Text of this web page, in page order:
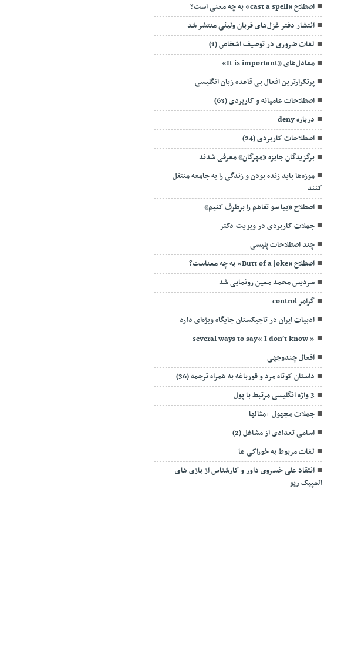
اصطلاح «cast a spell» به چه معنی است؟
انتشار دفتر غزل‌های قربان ولیئی منتشر شد
لغات ضروری در توصیف اشخاص (1)
معادل‌های «It is important»
پرتکرارترین افعال بی قاعده زبان انگلیسی
اصطلاحات عامیانه و کاربردی (63)
درباره deny
اصطلاحات کاربردی (24)
برگزیدگان جایزه «مهرگان» معرفی شدند
موزه‌ها باید زنده بودن و زندگی را به جامعه منتقل
کنند
اصطلاح «بیا سو تفاهم را برطرف کنیم»
جملات کاربردی در ویزیت دکتر
چند اصطلاحات پلیسی
اصطلاح «Butt of a joke» به چه معناست؟
سردیس محمد معین رونمایی شد
گرامر control
ادبیات ایران در تاجیکستان جایگاه ویژه‌ای دارد
« several ways to say« I don’t know
افعال چندوجهی
داستان کوتاه مرد و قورباغه به همراه ترجمه (36)
3 واژه انگلیسی مرتبط با پول
جملات مجهول +مثالها
اسامی تعدادی از مشاغل (2)
لغات مربوط به خوراکی ها
انتقاد علی خسروی داور و کارشناس از بازی های
المپیک ریو